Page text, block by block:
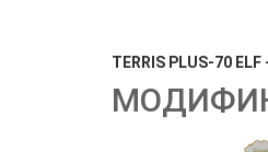
TERRIS PLUS-70